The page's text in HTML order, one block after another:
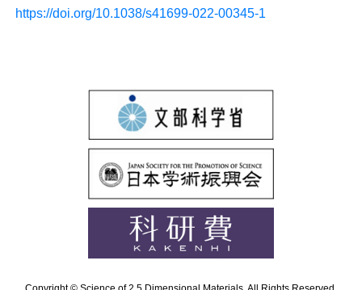
https://doi.org/10.1038/s41699-022-00345-1